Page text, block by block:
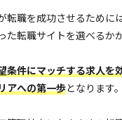
転職を成功させるために
た転職サイトを選べるか
条件にマッチする求人を
アへの第一歩となります。